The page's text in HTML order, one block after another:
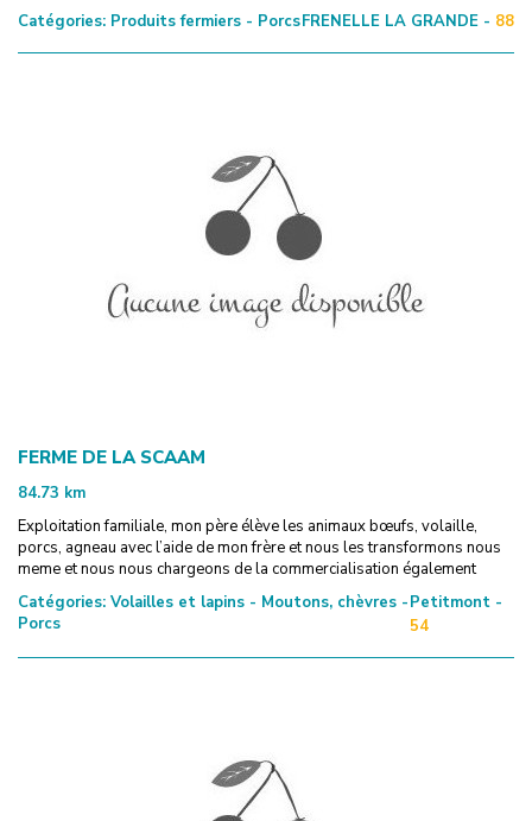
Catégories: Produits fermiers - PorcsFRENELLE LA GRANDE - 88
FERME DE LA SCAAM
84.73 km
Exploitation familiale, mon père élève les animaux bœufs, volaille,
porcs, agneau avec l’aide de mon frère et nous les transformons nous
meme et nous nous chargeons de la commercialisation également
Catégories: Volailles et lapins - Moutons, chèvres -
Porcs
Petitmont -
54